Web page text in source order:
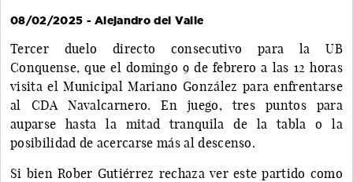
08/02/2025 - Alejandro del Valle
Tercer duelo directo consecutivo para la UB
Conquense, que el domingo 9 de febrero a las 12 horas
visita el Municipal Mariano González para enfrentarse
al CDA Navalcarnero. En juego, tres puntos para
auparse hasta la mitad tranquila de la tabla o la
posibilidad de acercarse más al descenso.
Si bien Rober Gutiérrez rechaza ver este partido como